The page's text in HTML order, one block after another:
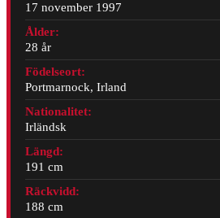
17 november 1997
Ålder:
28 år
Födelseort:
Portmarnock, Irland
Nationalitet:
Irländsk
Längd:
191 cm
Räckvidd:
188 cm